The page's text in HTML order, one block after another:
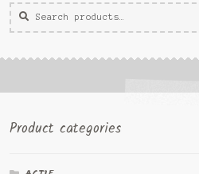
Zoeken
voor:
Zoek
Product categories